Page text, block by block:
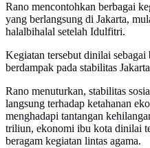
Rano mencontohkan berbagai
yang berlangsung di Jakarta,
halalbihalal setelah Idulfitri.
Kegiatan tersebut dinilai
berdampak pada stabilitas
Rano menuturkan, stabilitas
langsung terhadap ketahanan
menghadapi tantangan
triliun, ekonomi ibu kota dinilai
beragam kegiatan lintas agama.